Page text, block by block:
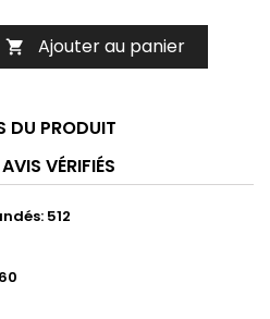
 Ajouter au panier
DU PRODUIT
AVIS VÉRIFIÉS
512